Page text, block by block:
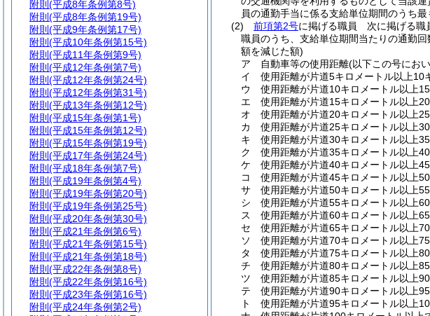
員の通勤手当に係る支給単位期間のうち
(2)
前項第2号に掲げる職員 次に掲げる職
職員のうち、支給単位期間当たりの通勤
額を減じた額)
ア
自動車等の使用距離(以下この号にお
イ
使用距離が片道5キロメートル以上
ウ
使用距離が片道10キロメートル以上
エ
使用距離が片道15キロメートル以上
オ
使用距離が片道20キロメートル以上
カ
使用距離が片道25キロメートル以上
キ
使用距離が片道30キロメートル以上
ク
使用距離が片道35キロメートル以上
ケ
使用距離が片道40キロメートル以上
コ
使用距離が片道45キロメートル以上
サ
使用距離が片道50キロメートル以上
シ
使用距離が片道55キロメートル以上
ス
使用距離が片道60キロメートル以上
セ
使用距離が片道65キロメートル以上
ソ
使用距離が片道70キロメートル以上
タ
使用距離が片道75キロメートル以上
チ
使用距離が片道80キロメートル以上
ツ
使用距離が片道85キロメートル以上
テ
使用距離が片道90キロメートル以上
ト
使用距離が片道95キロメートル以上
附則 (平成8年条例第8号)
附則 (平成8年条例第19号)
附則 (平成9年条例第17号)
附則 (平成10年条例第15号)
附則 (平成11年条例第9号)
附則 (平成12年条例第7号)
附則 (平成12年条例第24号)
附則 (平成12年条例第31号)
附則 (平成13年条例第12号)
附則 (平成15年条例第1号)
附則 (平成15年条例第12号)
附則 (平成15年条例第19号)
附則 (平成17年条例第24号)
附則 (平成18年条例第7号)
附則 (平成19年条例第4号)
附則 (平成19年条例第20号)
附則 (平成19年条例第25号)
附則 (平成20年条例第30号)
附則 (平成21年条例第6号)
附則 (平成21年条例第15号)
附則 (平成21年条例第18号)
附則 (平成22年条例第8号)
附則 (平成22年条例第16号)
附則 (平成23年条例第16号)
附則 (平成24年条例第2号)